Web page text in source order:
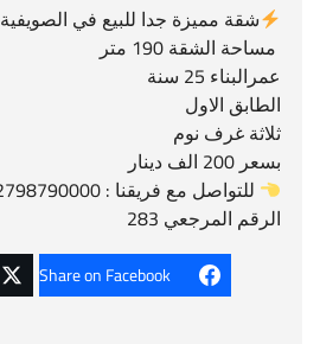
شقة مميزة جدا للبيع في الصويفية
مساحة الشقة 190 متر
عمرالبناء 25 سنة
الطابق الاول
ثلاثة غرف نوم
بسعر 200 الف دينار
للتواصل مع فريقنا : 00962798790000
الرقم المرجعي 283
Share on Facebook